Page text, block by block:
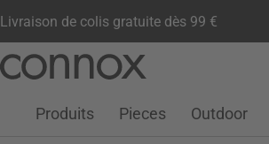
Livraison de colis gratuite dès 99 €
contenu
Compte clientListe de souhaits
Warenkorb
Produits Pieces Outdoor